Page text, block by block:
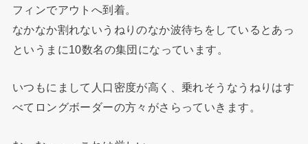
フィンでアウトへ到着。
なかなか割れないうねりのなか波待ちをしているとあっ
というまに10数名の集団になっています。
いつもにまして人口密度が高く、乗れそうなうねりはす
べてロングボーダーの方々がさらっていきます。